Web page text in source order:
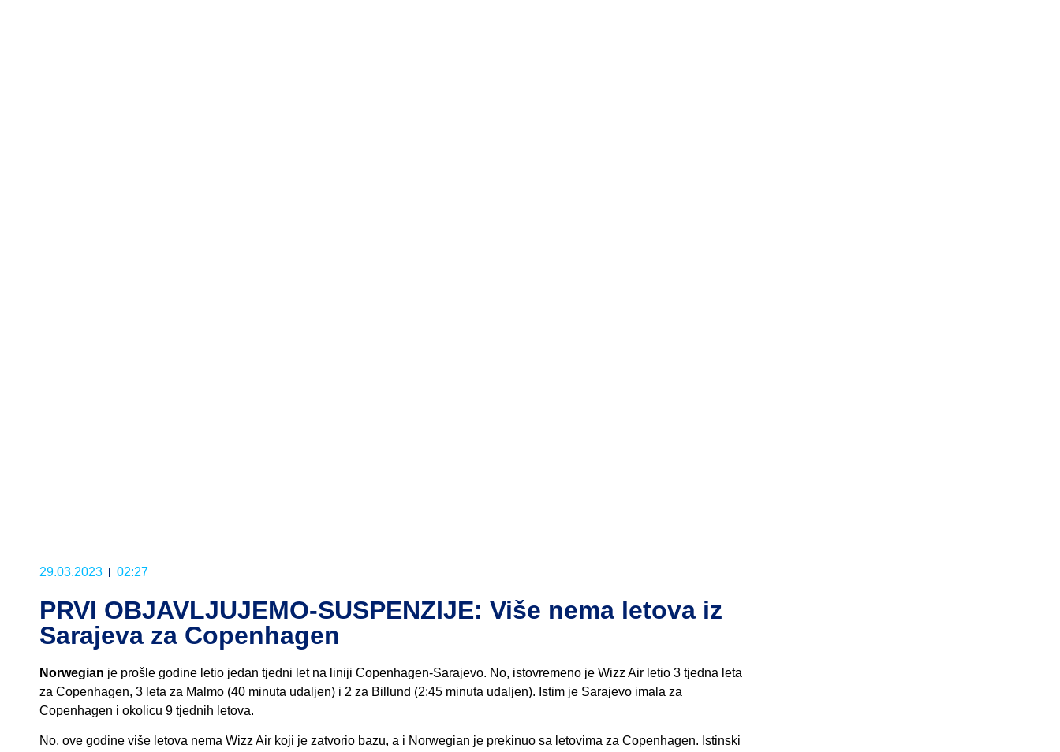
29.03.2023 02:27
PRVI OBJAVLJUJEMO-SUSPENZIJE: Više nema letova iz
Sarajeva za Copenhagen
Norwegian je prošle godine letio jedan tjedni let na liniji Copenhagen-Sarajevo. No, istovremeno je Wizz Air letio 3 tjedna leta
za Copenhagen, 3 leta za Malmo (40 minuta udaljen) i 2 za Billund (2:45 minuta udaljen). Istim je Sarajevo imala za
Copenhagen i okolicu 9 tjednih letova.
No, ove godine više letova nema Wizz Air koji je zatvorio bazu, a i Norwegian je prekinuo sa letovima za Copenhagen. Istinski